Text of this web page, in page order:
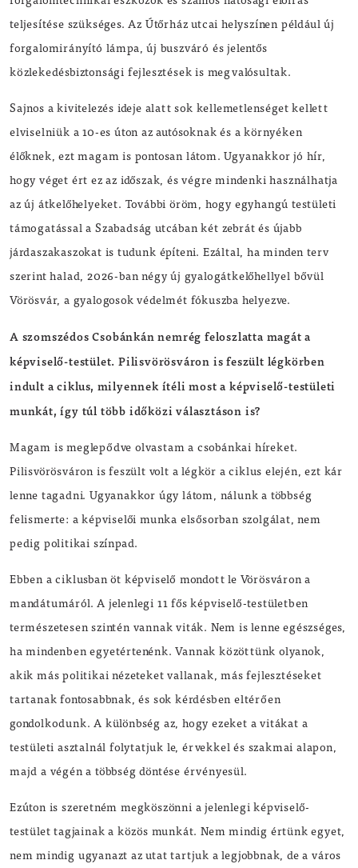
teljesítése szükséges. Az Útőrház utcai helyszínen például új
forgalomirányító lámpa, új buszváró és jelentős
közlekedésbiztonsági fejlesztések is megvalósultak.
Sajnos a kivitelezés ideje alatt sok kellemetlenséget kellett
elviselniük a 10-es úton az autósoknak és a környéken
élőknek, ezt magam is pontosan látom. Ugyanakkor jó hír,
hogy véget ért ez az időszak, és végre mindenki használhatja
az új átkelőhelyeket. További öröm, hogy egyhangú testületi
támogatással a Szabadság utcában két zebrát és újabb
járdaszakaszokat is tudunk építeni. Ezáltal, ha minden terv
szerint halad, 2026-ban négy új gyalogátkelőhellyel bővül
Vörösvár, a gyalogosok védelmét fókuszba helyezve.
A szomszédos Csobánkán nemrég feloszlatta magát a
képviselő-testület. Pilisvörösváron is feszült légkörben
indult a ciklus, milyennek ítéli most a képviselő-testületi
munkát, így túl több időközi választáson is?
Magam is meglepődve olvastam a csobánkai híreket.
Pilisvörösváron is feszült volt a légkör a ciklus elején, ezt kár
lenne tagadni. Ugyanakkor úgy látom, nálunk a többség
felismerte: a képviselői munka elsősorban szolgálat, nem
pedig politikai színpad.
Ebben a ciklusban öt képviselő mondott le Vörösváron a
mandátumáról. A jelenlegi 11 fős képviselő-testületben
természetesen szintén vannak viták. Nem is lenne egészséges,
ha mindenben egyetértenénk. Vannak közöttünk olyanok,
akik más politikai nézeteket vallanak, más fejlesztéseket
tartanak fontosabbnak, és sok kérdésben eltérően
gondolkodunk. A különbség az, hogy ezeket a vitákat a
testületi asztalnál folytatjuk le, érvekkel és szakmai alapon,
majd a végén a többség döntése érvényesül.
Ezúton is szeretném megköszönni a jelenlegi képviselő-
testület tagjainak a közös munkát. Nem mindig értünk egyet,
nem mindig ugyanazt az utat tartjuk a legjobbnak, de a város